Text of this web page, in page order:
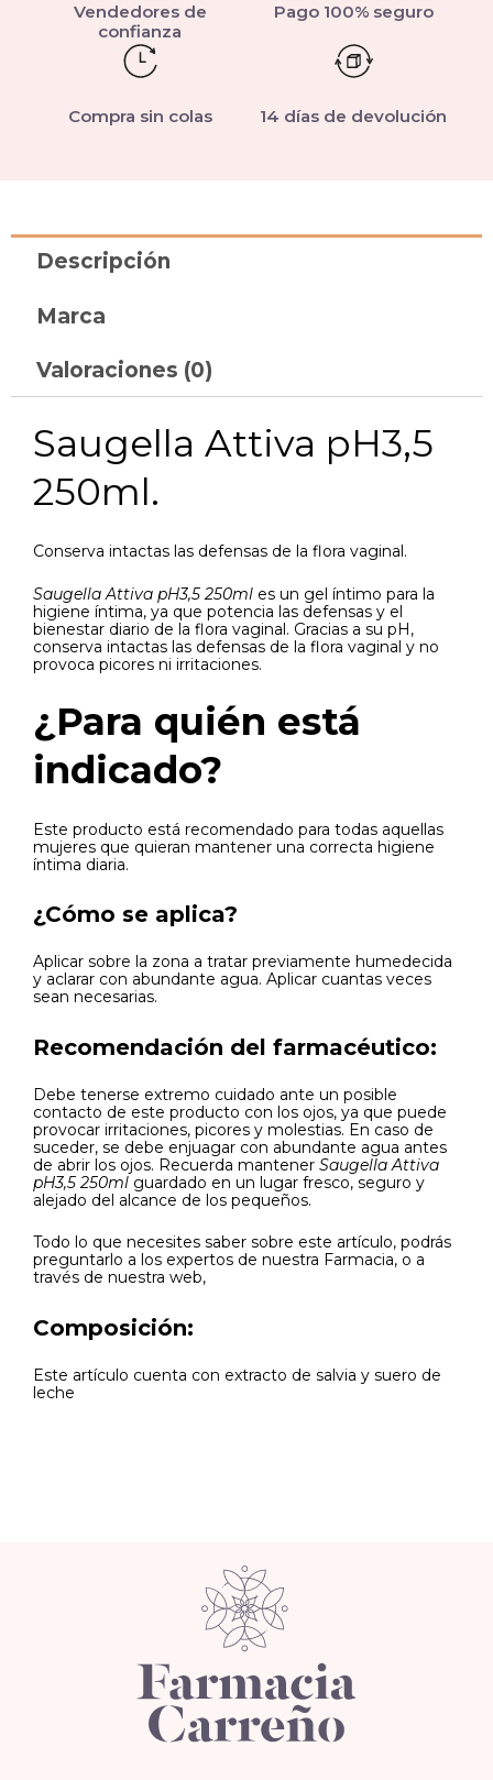
Vendedores de
confianza
Pago 100% seguro
Compra sin colas 14 días de devolución
Descripción
Marca
Valoraciones (0)
Saugella Attiva pH3,5
250ml.
Conserva intactas las defensas de la flora vaginal.
Saugella Attiva pH3,5 250ml es un gel íntimo para la
higiene íntima, ya que potencia las defensas y el
bienestar diario de la flora vaginal. Gracias a su pH,
conserva intactas las defensas de la flora vaginal y no
provoca picores ni irritaciones.
¿Para quién está
indicado?
Este producto está recomendado para todas aquellas
mujeres que quieran mantener una correcta higiene
íntima diaria.
¿Cómo se aplica?
Aplicar sobre la zona a tratar previamente humedecida
y aclarar con abundante agua. Aplicar cuantas veces
sean necesarias.
Recomendación del farmacéutico:
Debe tenerse extremo cuidado ante un posible
contacto de este producto con los ojos, ya que puede
provocar irritaciones, picores y molestias. En caso de
suceder, se debe enjuagar con abundante agua antes
de abrir los ojos. Recuerda mantener Saugella Attiva
pH3,5 250ml guardado en un lugar fresco, seguro y
alejado del alcance de los pequeños.
Todo lo que necesites saber sobre este artículo, podrás
preguntarlo a los expertos de nuestra Farmacia, o a
través de nuestra web,
Composición:
Este artículo cuenta con extracto de salvia y suero de
leche